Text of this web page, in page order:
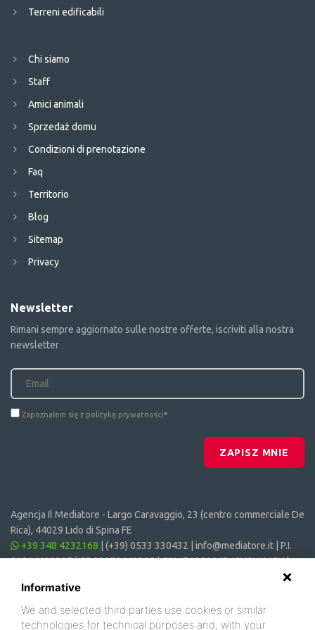
Terreni edificabili
Chi siamo
Staff
Amici animali
Sprzedaż domu
Condizioni di prenotazione
Faq
Territorio
Blog
Sitemap
Privacy
Newsletter
Rimani sempre aggiornato sulle nostre offerte, iscriviti alla nostra
newsletter
Zapoznałem się z polityką prywatności*
ZAPISZ MNIE
Agencja Il Mediatore - Largo Caravaggio, 23 (centro commerciale De
Rica), 44029 Lido di Spina FE
+39 348 4232168
(+39) 0533 330432 info@mediatore.it | P.I.
01014620387 | CF 00870440385 | CIN: IT038006B4SVSM6JCV |
Informative
We and selected third parties use cookies or similar
technologies for technical purposes and, with your